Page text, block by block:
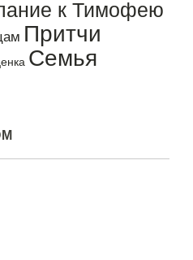
к Тимофею
Притчи
Семья